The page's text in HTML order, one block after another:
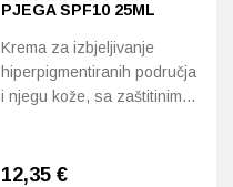
PJEGA SPF10 25ML
Krema za izbjeljivanje
hiperpigmentiranih područja
i njegu kože, sa zaštitinim…
12,35 €